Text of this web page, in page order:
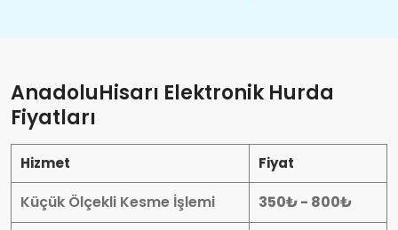
AnadoluHisarı Elektronik Hurda
Fiyatları
Hizmet Fiyat
Küçük Ölçekli Kesme İşlemi
350₺ - 800₺